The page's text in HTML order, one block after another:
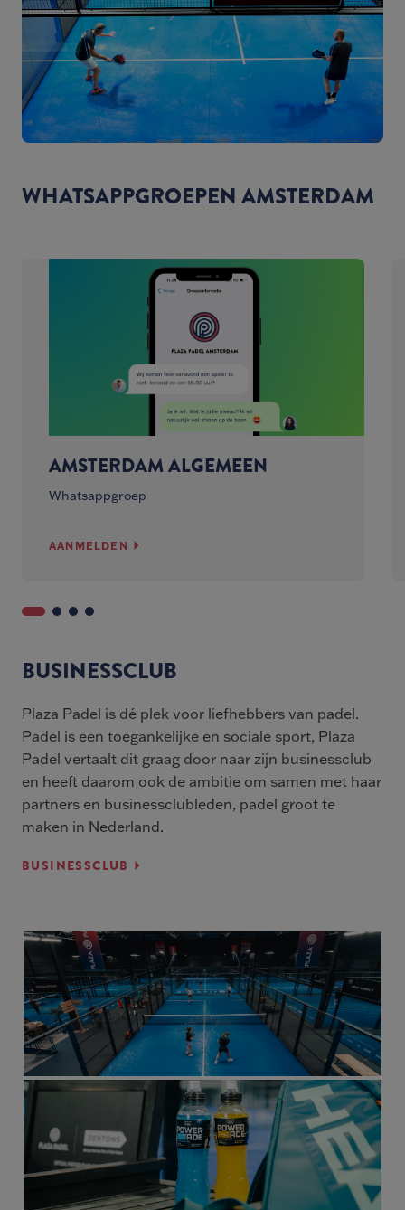
WHATSAPPGROEPEN AMSTERDAM
AMSTERDAM ALGEMEEN
Whatsappgroep
AANMELDEN
BUSINESSCLUB
Plaza Padel is dé plek voor liefhebbers van padel.
Padel is een toegankelijke en sociale sport, Plaza
Padel vertaalt dit graag door naar zijn businessclub
en heeft daarom ook de ambitie om samen met haar
partners en businessclubleden, padel groot te
maken in Nederland.
BUSINESSCLUB